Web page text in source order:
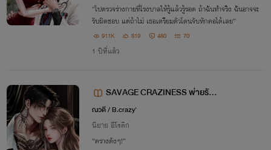
“ไปตรวจร่างกายที่โรงบาลให้รู้แล้วรู้รอด ถ้าฉันทำจริง ฉันอาจจะ
รับผิดชอบ แต่ถ้าไม่ เธอเตรียมตัวโดนจับหักคอได้เลย”
911K 819 480 70
1 ปีที่แล้ว
SAVAGE CRAZINESS พ่ายรัก
พระเอกมาเฟีย
ณวดี / B.crazy'
นิยาย อีโรติก
“ครางดังๆ!”